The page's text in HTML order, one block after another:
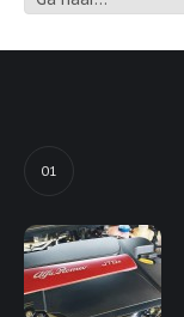
01